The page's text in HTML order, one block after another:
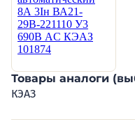
Товары аналоги
КЭАЗ